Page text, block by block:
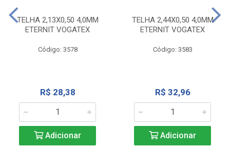
TELHA 2,13X0,50 4,0MM
ETERNIT VOGATEX
Código: 3578
R$ 28,38
Adicionar
TELHA 2,44X0,50 4,0MM
ETERNIT VOGATEX
Código: 3583
R$ 32,96
Adicionar